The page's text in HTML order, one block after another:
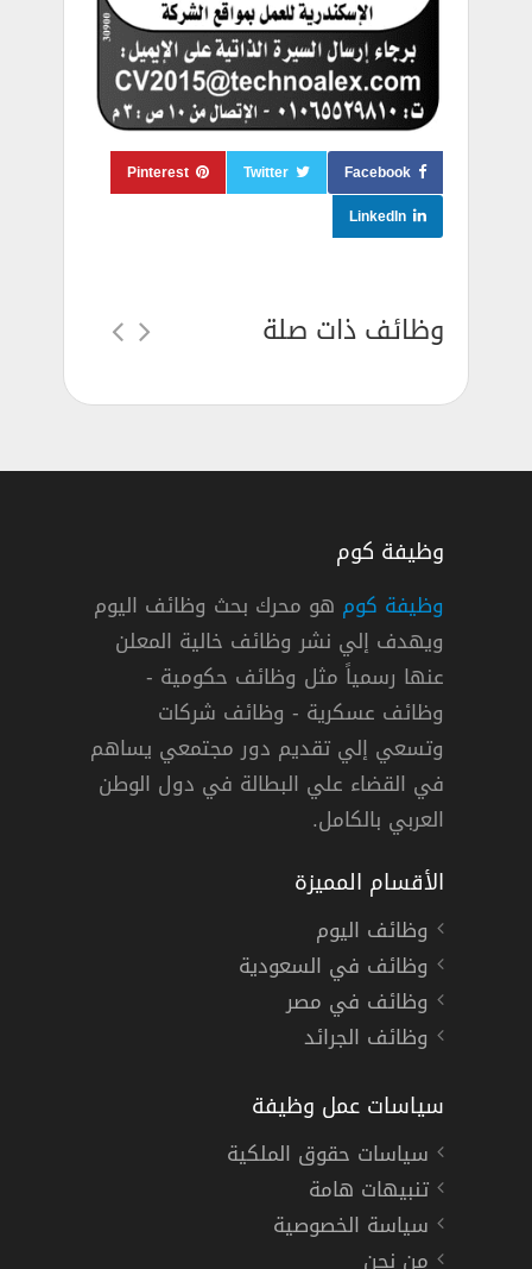
Facebook
Twitter
Pinterest
LinkedIn
وظائف ذات صلة
دوام كامل
وظيفة كوم
وظيفة كوم هو محرك بحث وظائف اليوم
ويهدف إلي نشر وظائف خالية المعلن
عنها رسمياً مثل وظائف حكومية -
وظائف عسكرية - وظائف شركات
وتسعي إلي تقديم دور مجتمعي يساهم
في القضاء علي البطالة في دول الوطن
العربي بالكامل.
الأقسام المميزة
وظائف اليوم
وظائف في السعودية
وظائف في مصر
وظائف الجرائد
سياسات عمل وظيفة
سياسات حقوق الملكية
تنبيهات هامة
سياسة الخصوصية
من نحن